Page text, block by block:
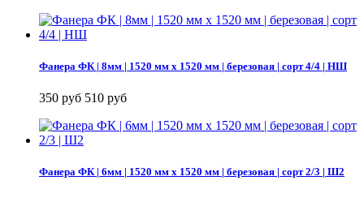
Фанера ФК | 8мм | 1520 мм х 1520 мм | березовая | сорт 4/4 | НШ
350 руб 510 руб
Фанера ФК | 6мм | 1520 мм х 1520 мм | березовая | сорт 2/3 | Ш2